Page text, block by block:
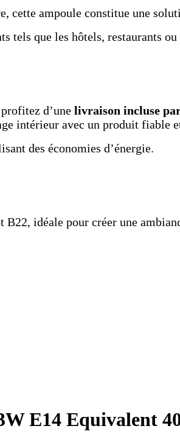
cette ampoule constitue une
tels que les hôtels, restaurants ou
d’une livraison incluse
intérieur avec un produit fiable
des économies d’énergie.
idéale pour créer une
E14 Equivalent